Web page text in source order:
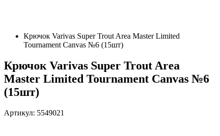
Крючок Varivas Super Trout Area Master Limited
Tournament Canvas №6 (15шт)
Крючок Varivas Super Trout Area
Master Limited Tournament Canvas №6
(15шт)
Артикул: 5549021